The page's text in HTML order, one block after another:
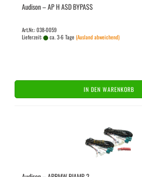
Audi­son – AP H ASD BY­PASS
Art.Nr.: 038-0059
Lieferzeit:
ca. 3-6 Tage(Ausland abweichend)
IN DEN WARENKORB